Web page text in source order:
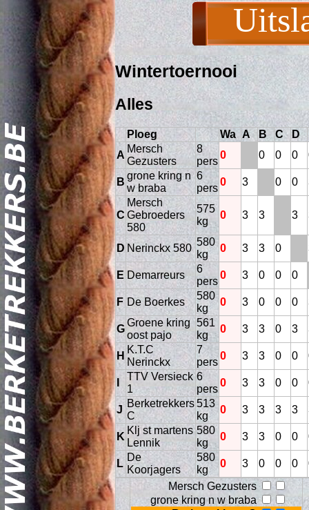
Wintertoernooi
Alles
Ploeg Wa A B C D
A
Mersch
Gezusters
8
pers
0 0 0 0
B
grone kring n
w braba
6
pers
0 3 0 0
C
Mersch
Gebroeders
580
575
kg
0 3 3 3
D Nerinckx 580
580
kg
0 3 3 0
E Demarreurs
6
pers
0 3 0 0 0
F De Boerkes
580
kg
0 3 0 0 0
G
Groene kring
oost pajo
561
kg
0 3 3 0 3
H
K.T.C
Nerinckx
7
pers
0 3 3 0 0
TTV Versieck
1
6
pers
0 3 3 0 0
J
Berketrekkers
C
513
kg
0 3 3 3 3
K
Klj st martens
Lennik
580
kg
0 3 3 0 0
L
De
Koorjagers
580
kg
0 3 0 0 0
Mersch Gezusters
grone kring n w braba